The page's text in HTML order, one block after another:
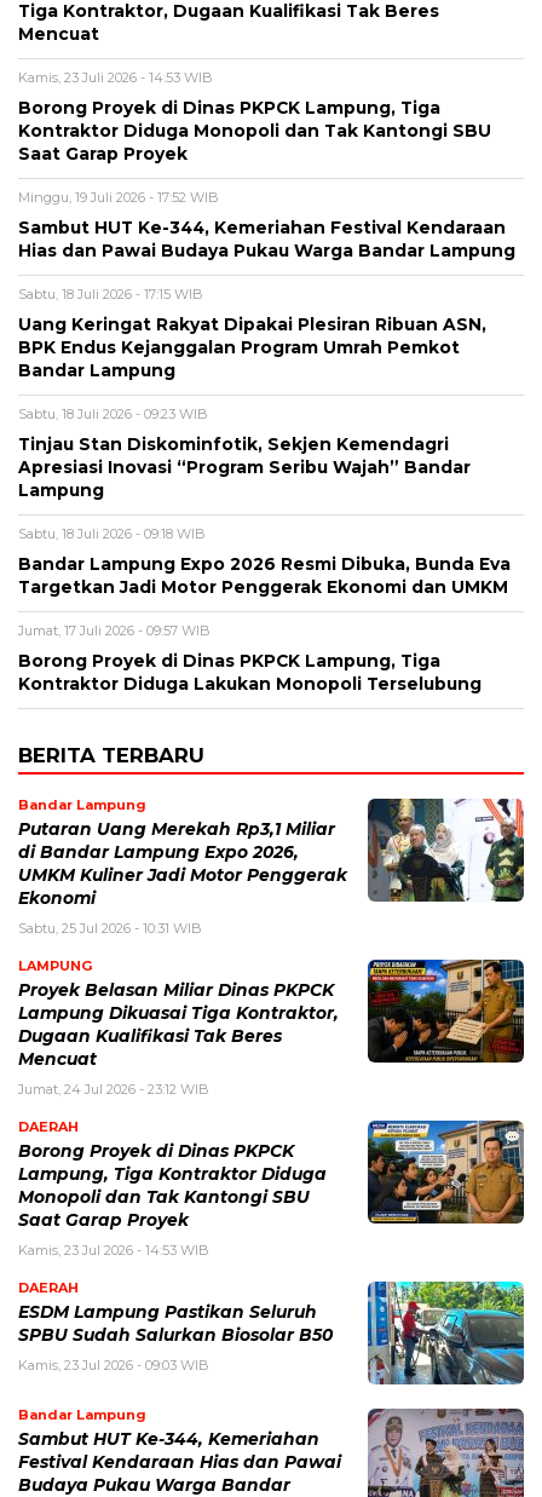
Tiga Kontraktor, Dugaan Kualifikasi Tak Beres
Mencuat
Kamis, 23 Juli 2026 - 14:53 WIB
Borong Proyek di Dinas PKPCK Lampung, Tiga
Kontraktor Diduga Monopoli dan Tak Kantongi SBU
Saat Garap Proyek
Minggu, 19 Juli 2026 - 17:52 WIB
Sambut HUT Ke-344, Kemeriahan Festival Kendaraan
Hias dan Pawai Budaya Pukau Warga Bandar Lampung
Sabtu, 18 Juli 2026 - 17:15 WIB
Uang Keringat Rakyat Dipakai Plesiran Ribuan ASN,
BPK Endus Kejanggalan Program Umrah Pemkot
Bandar Lampung
Sabtu, 18 Juli 2026 - 09:23 WIB
Tinjau Stan Diskominfotik, Sekjen Kemendagri
Apresiasi Inovasi “Program Seribu Wajah” Bandar
Lampung
Sabtu, 18 Juli 2026 - 09:18 WIB
Bandar Lampung Expo 2026 Resmi Dibuka, Bunda Eva
Targetkan Jadi Motor Penggerak Ekonomi dan UMKM
Jumat, 17 Juli 2026 - 09:57 WIB
Borong Proyek di Dinas PKPCK Lampung, Tiga
Kontraktor Diduga Lakukan Monopoli Terselubung
BERITA TERBARU
Bandar Lampung
Putaran Uang Merekah Rp3,1 Miliar
di Bandar Lampung Expo 2026,
UMKM Kuliner Jadi Motor Penggerak
Ekonomi
Sabtu, 25 Jul 2026 - 10:31 WIB
LAMPUNG
Proyek Belasan Miliar Dinas PKPCK
Lampung Dikuasai Tiga Kontraktor,
Dugaan Kualifikasi Tak Beres
Mencuat
Jumat, 24 Jul 2026 - 23:12 WIB
DAERAH
Borong Proyek di Dinas PKPCK
Lampung, Tiga Kontraktor Diduga
Monopoli dan Tak Kantongi SBU
Saat Garap Proyek
Kamis, 23 Jul 2026 - 14:53 WIB
DAERAH
ESDM Lampung Pastikan Seluruh
SPBU Sudah Salurkan Biosolar B50
Kamis, 23 Jul 2026 - 09:03 WIB
Bandar Lampung
Sambut HUT Ke-344, Kemeriahan
Festival Kendaraan Hias dan Pawai
Budaya Pukau Warga Bandar